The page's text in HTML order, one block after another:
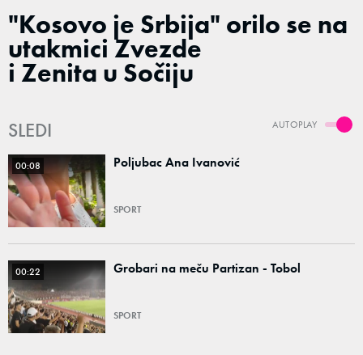
"Kosovo je Srbija" orilo se na
utakmici Zvezde
i Zenita u Sočiju
AUTOPLAY
SLEDI
00:08 Poljubac Ana Ivanović
SPORT
00:22 Grobari na meču Partizan - Tobol
SPORT